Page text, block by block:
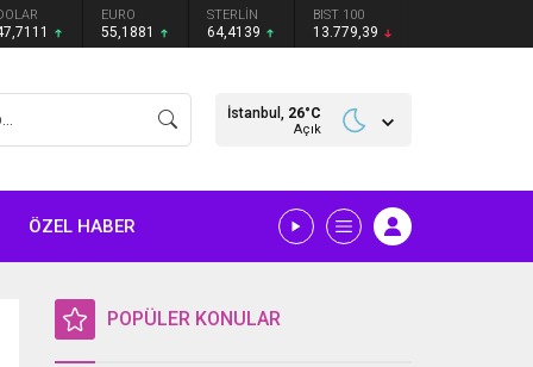
EURO
55,1881
STERLİN
64,4139
BIST 100
13.779,39
İstanbul, 26°C
Açık
ÖZEL HABER
POPÜLER KONULAR